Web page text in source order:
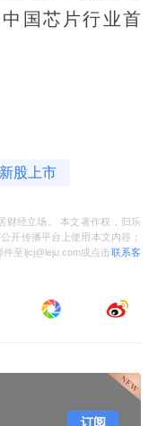
国芯片行业首
股上市
财经立场。 本文著作权，归乐
开传播平台上使用本文内容；
至ljcj@leju.com或点击联系客
订阅